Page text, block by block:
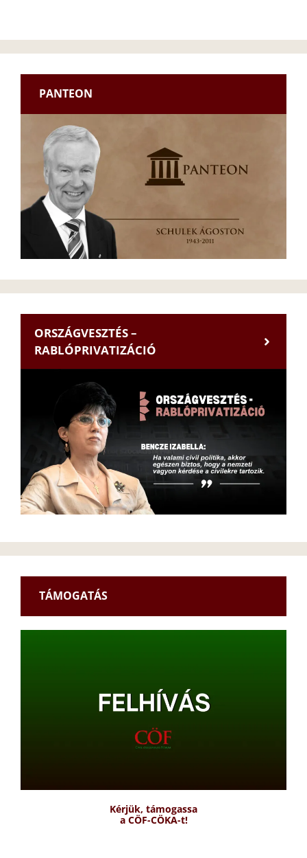
PANTEON
ORSZÁGVESZTÉS –
RABLÓPRIVATIZÁCIÓ
TÁMOGATÁS
Kérjük, támogassa
a CÖF-CÖKA-t!